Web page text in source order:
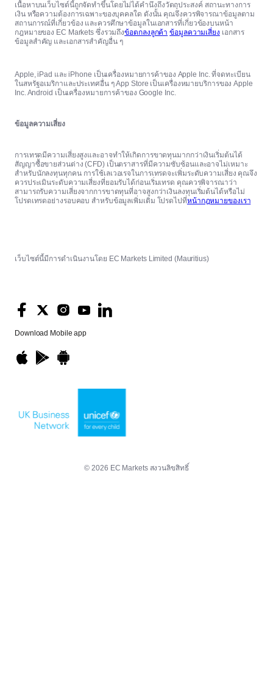
เนื้อหาบนเว็บไซต์นี้ถูกจัดทำขึ้นโดยไม่ได้คำนึงถึงวัตถุประสงค์ สถานะทางการ
เงิน หรือความต้องการเฉพาะของบุคคลใด ดังนั้น คุณจึงควรพิจารณาข้อมูลตาม
สถานการณ์ที่เกี่ยวข้อง และควรศึกษาข้อมูลในเอกสารที่เกี่ยวข้องบนหน้า
กฎหมายของ EC Markets ซึ่งรวมถึงข้อตกลงลูกค้า ข้อมูลความเสี่ยง เอกสาร
ข้อมูลสำคัญ และเอกสารสำคัญอื่น ๆ
Apple, iPad และ iPhone เป็นเครื่องหมายการค้าของ Apple Inc. ที่จดทะเบียน
ในสหรัฐอเมริกาและประเทศอื่น ๆ App Store เป็นเครื่องหมายบริการของ Apple
Inc. Android เป็นเครื่องหมายการค้าของ Google Inc.
ข้อมูลความเสี่ยง
การเทรดมีความเสี่ยงสูงและอาจทำให้เกิดการขาดทุนมากกว่าเงินเริ่มต้นได้
สัญญาซื้อขายส่วนต่าง (CFD) เป็นตราสารที่มีความซับซ้อนและอาจไม่เหมาะ
สำหรับนักลงทุนทุกคน การใช้เลเวอเรจในการเทรดจะเพิ่มระดับความเสี่ยง คุณจึง
ควรประเมินระดับความเสี่ยงที่ยอมรับได้ก่อนเริ่มเทรด คุณควรพิจารณาว่า
สามารถรับความเสี่ยงจากการขาดทุนที่อาจสูงกว่าเงินลงทุนเริ่มต้นได้หรือไม่
โปรดเทรดอย่างรอบคอบ สำหรับข้อมูลเพิ่มเติม โปรดไปที่หน้ากฎหมายของเรา
Download Mobile app
เว็บไซต์นี้มีการดำเนินงานโดย EC Markets Limited (Mauritius)
© 2026 EC Markets สงวนลิขสิทธิ์